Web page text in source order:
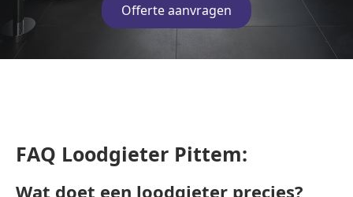
Offerte aanvragen
FAQ Loodgieter Pittem:
Wat doet een loodgieter precies?